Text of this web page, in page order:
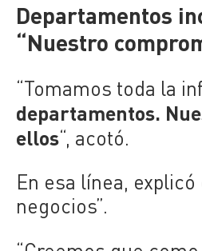
Departamentos
“Nuestro
“Tomamos toda la
departamentos.
ellos“, acotó.
En esa línea,
negocios”.